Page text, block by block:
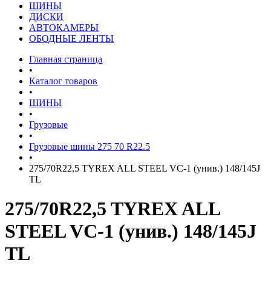
ШИНЫ
ДИСКИ
АВТОКАМЕРЫ
ОБОДНЫЕ ЛЕНТЫ
Главная страница
•
Каталог товаров
•
ШИНЫ
•
Грузовые
•
Грузовые шины 275 70 R22.5
•
275/70R22,5 TYREX ALL STEEL VC-1 (унив.) 148/145J
TL
275/70R22,5 TYREX ALL
STEEL VC-1 (унив.) 148/145J
TL